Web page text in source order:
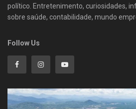
político. Entretenimento, curiosidades,
sobre saúde, contabilidade, mundo
Follow Us